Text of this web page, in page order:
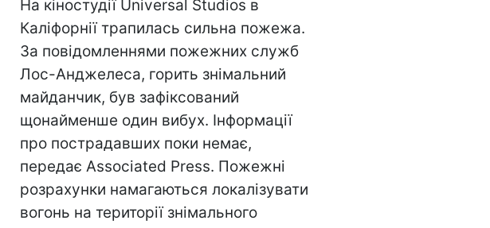
На кіностудії Universal Studios в
Каліфорнії трапилась сильна пожежа.
За повідомленнями пожежних служб
Лос-Анджелеса, горить знімальний
майданчик, був зафіксований
щонайменше один вибух. Інформації
про пострадавших поки немає,
передає Associated Press. Пожежні
розрахунки намагаються локалізувати
вогонь на території знімального